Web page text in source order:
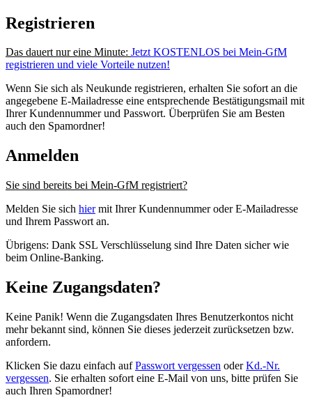
Registrieren
Das dauert nur eine Minute: Jetzt KOSTENLOS bei Mein-GfM
registrieren und viele Vorteile nutzen!
Wenn Sie sich als Neukunde registrieren, erhalten Sie sofort an die
angegebene E-Mailadresse eine entsprechende Bestätigungsmail mit
Ihrer Kundennummer und Passwort. Überprüfen Sie am Besten
auch den Spamordner!
Anmelden
Sie sind bereits bei Mein-GfM registriert?
Melden Sie sich hiermit Ihrer Kundennummer oder E-Mailadresse
und Ihrem Passwort an.
Übrigens: Dank SSL Verschlüsselung sind Ihre Daten sicher wie
beim Online-Banking.
Keine Zugangsdaten?
Keine Panik! Wenn die Zugangsdaten Ihres Benutzerkontos nicht
mehr bekannt sind, können Sie dieses jederzeit zurücksetzen bzw.
anfordern.
Klicken Sie dazu einfach aufPasswort vergessen oderKd.-Nr.
vergessen. Sie erhalten sofort eine E-Mail von uns, bitte prüfen Sie
auch Ihren Spamordner!